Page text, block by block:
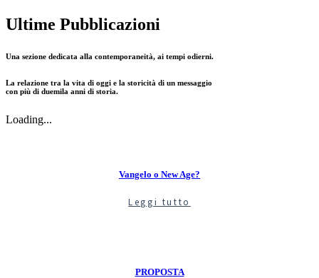
Ultime Pubblicazioni
Una sezione dedicata alla contemporaneità, ai tempi odierni.
La relazione tra la vita di oggi e la storicità di un messaggio
con più di duemila anni di storia.
Loading...
Vangelo o New Age?
Leggi tutto
PROPOSTA